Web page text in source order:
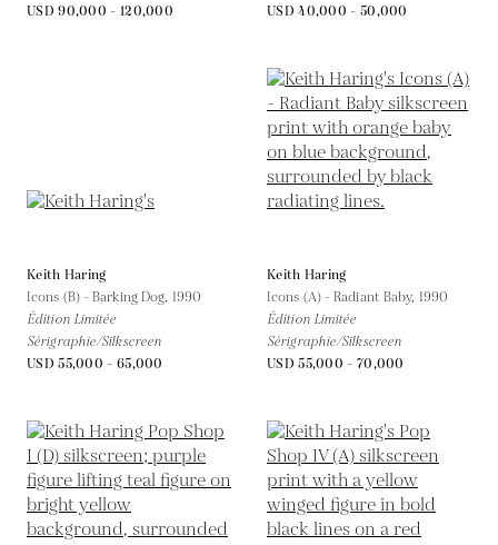
USD 90,000 - 120,000
USD 40,000 - 50,000
Keith Haring
Icons (B) - Barking Dog, 1990
Édition Limitée
Sérigraphie/Silkscreen
USD 55,000 - 65,000
Keith Haring
Icons (A) - Radiant Baby, 1990
Édition Limitée
Sérigraphie/Silkscreen
USD 55,000 - 70,000